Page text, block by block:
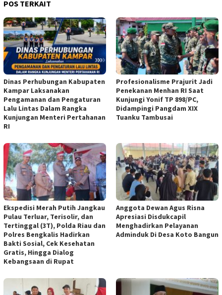
POS TERKAIT
Dinas Perhubungan Kabupaten
Kampar Laksanakan
Pengamanan dan Pengaturan
Lalu Lintas Dalam Rangka
Kunjungan Menteri Pertahanan
RI
Profesionalisme Prajurit Jadi
Penekanan Menhan RI Saat
Kunjungi Yonif TP 898/PC,
Didampingi Pangdam XIX
Tuanku Tambusai
Ekspedisi Merah Putih Jangkau
Pulau Terluar, Terisolir, dan
Tertinggal (3T), Polda Riau dan
Polres Bengkalis Hadirkan
Bakti Sosial, Cek Kesehatan
Gratis, Hingga Dialog
Kebangsaan di Rupat
Anggota Dewan Agus Risna
Apresiasi Disdukcapil
Menghadirkan Pelayanan
Adminduk Di Desa Koto Bangun